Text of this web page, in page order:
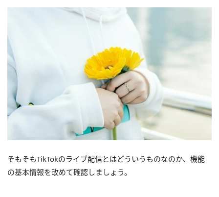
そもそもTikTokのライブ配信とはどういうものなのか、機能
の基本情報を改めて確認しましょう。